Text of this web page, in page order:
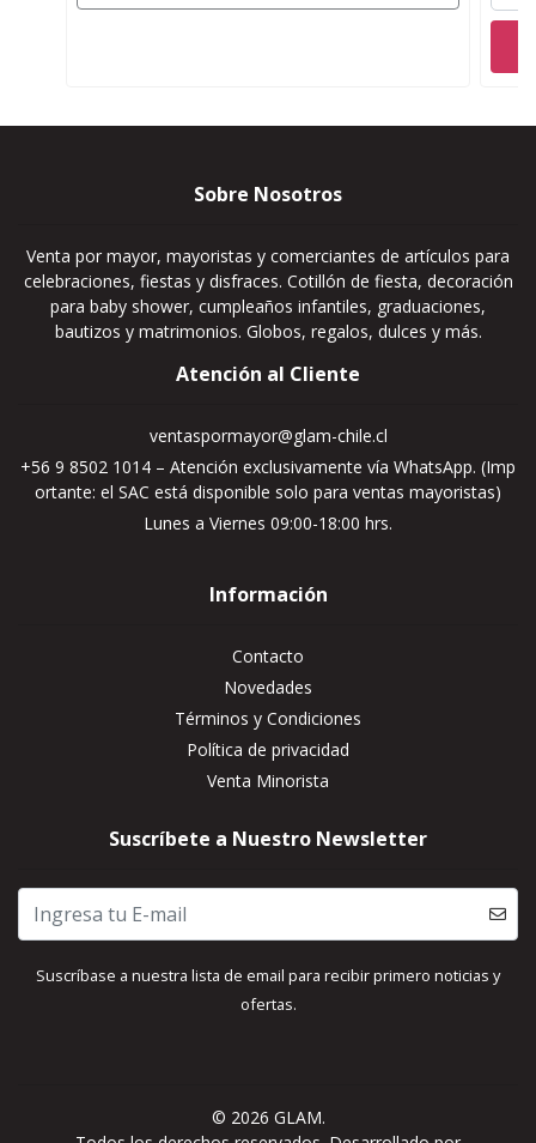
Sobre Nosotros
Venta por mayor, mayoristas y comerciantes de artículos para
celebraciones, fiestas y disfraces. Cotillón de fiesta, decoración
para baby shower, cumpleaños infantiles, graduaciones,
bautizos y matrimonios. Globos, regalos, dulces y más.
Atención al Cliente
ventaspormayor@glam-chile.cl
+56 9 8502 1014 – Atención exclusivamente vía WhatsApp. (Imp
ortante: el SAC está disponible solo para ventas mayoristas)
Lunes a Viernes 09:00-18:00 hrs.
Información
Contacto
Novedades
Términos y Condiciones
Política de privacidad
Venta Minorista
Suscríbete a Nuestro Newsletter
Suscríbase a nuestra lista de email para recibir primero noticias y
ofertas.
© 2026 GLAM.